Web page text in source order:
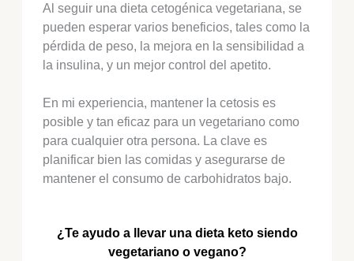
Al seguir una dieta cetogénica vegetariana, se
pueden esperar varios beneficios, tales como la
pérdida de peso, la mejora en la sensibilidad a
la insulina, y un mejor control del apetito.
En mi experiencia, mantener la cetosis es
posible y tan eficaz para un vegetariano como
para cualquier otra persona. La clave es
planificar bien las comidas y asegurarse de
mantener el consumo de carbohidratos bajo.
¿Te ayudo a llevar una dieta keto siendo
vegetariano o vegano?